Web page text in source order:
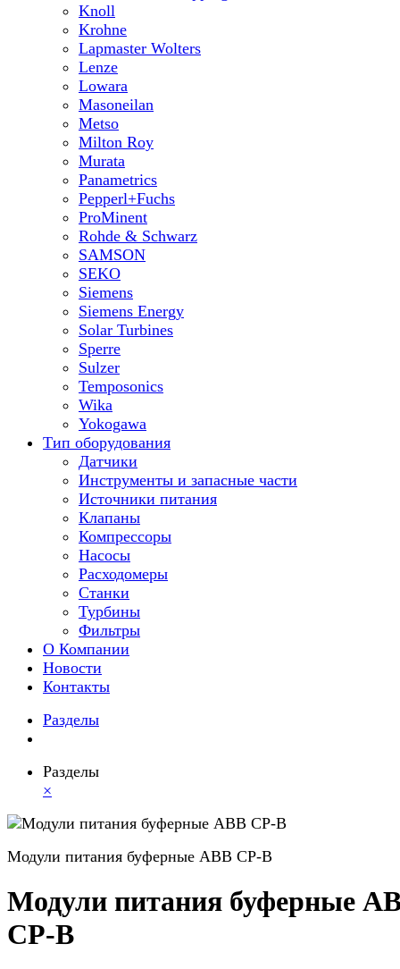
Knoll
Krohne
Lapmaster Wolters
Lenze
Lowara
Masoneilan
Metso
Milton Roy
Murata
Panametrics
Pepperl+Fuchs
ProMinent
Rohde & Schwarz
SAMSON
SEKO
Siemens
Siemens Energy
Solar Turbines
Sperre
Sulzer
Temposonics
Wika
Yokogawa
Тип оборудования
Датчики
Инструменты и запасные части
Источники питания
Клапаны
Компрессоры
Насосы
Расходомеры
Станки
Турбины
Фильтры
О Компании
Новости
Контакты
Разделы
Разделы
×
Модули питания буферные ABB CP-B
Модули питания буферные
CP-B